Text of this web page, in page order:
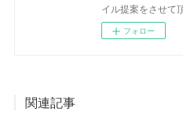
イル提案をさせて
フォロー
関連記事